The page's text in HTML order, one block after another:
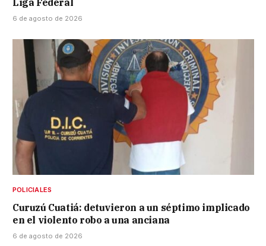
6 de agosto de 2026
POLICIALES
Curuzú Cuatiá: detuvieron a un séptimo implicado
en el violento robo a una anciana
6 de agosto de 2026